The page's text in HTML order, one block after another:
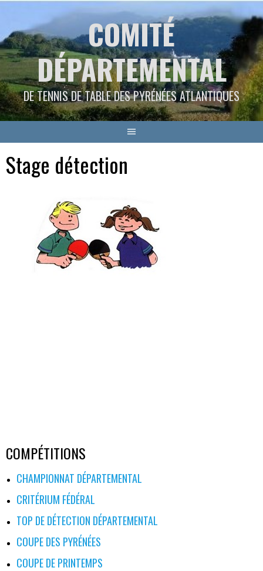
contenu
COMITÉ
DÉPARTEMENTAL
DE TENNIS DE TABLE DES PYRÉNÉES ATLANTIQUES
Stage détection
COMPÉTITIONS
CHAMPIONNAT DÉPARTEMENTAL
CRITÉRIUM FÉDÉRAL
TOP DE DÉTECTION DÉPARTEMENTAL
COUPE DES PYRÉNÉES
COUPE DE PRINTEMPS